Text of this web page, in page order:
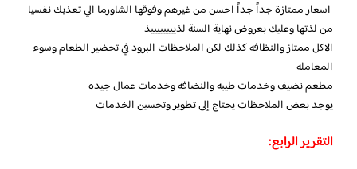
اسعار ممتازة جداً جداً احسن من غيرهم وفوقها الشاورما الي تعذبك نفسيا
من لذتها وعليك بعروض نهاية السنة لذييييييييذ
الاكل ممتاز والنظافه كذلك لكن الملاحظات البرود في تحضير الطعام وسوء
المعامله
مطعم نضيف وخدمات طيبه والنضافه وخدمات عمال جيده
يوجد بعض الملاحظات يحتاج إلى تطوير وتحسين الخدمات
التقرير الرابع: